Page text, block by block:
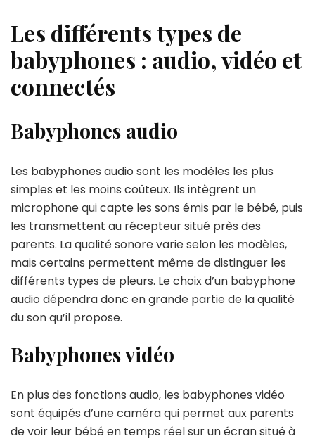
Les différents types de
babyphones : audio, vidéo et
connectés
Babyphones audio
Les babyphones audio sont les modèles les plus
simples et les moins coûteux. Ils intègrent un
microphone qui capte les sons émis par le bébé, puis
les transmettent au récepteur situé près des
parents. La qualité sonore varie selon les modèles,
mais certains permettent même de distinguer les
différents types de pleurs. Le choix d’un babyphone
audio dépendra donc en grande partie de la qualité
du son qu’il propose.
Babyphones vidéo
En plus des fonctions audio, les babyphones vidéo
sont équipés d’une caméra qui permet aux parents
de voir leur bébé en temps réel sur un écran situé à